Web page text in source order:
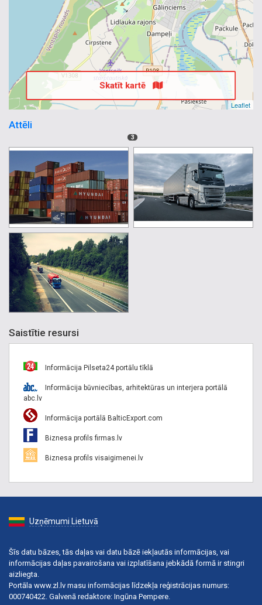
Leaflet
Skatīt kartē
Attēli
3
Saistītie resursi
Informācija Pilseta24 portālu tīklā
Informācija būvniecības, arhitektūras un interjera portālā
abc.lv
Informācija portālā BalticExport.com
Biznesa profils firmas.lv
Biznesa profils visaigimenei.lv
Uzņēmumi Lietuvā
Šīs datu bāzes, tās daļas vai datu bāzē iekļautās informācijas, vai
informācijas daļas pavairošana vai izplatīšana jebkādā formā ir stingri
aizliegta.
Portāla www.zl.lv masu informācijas līdzekļa reģistrācijas numurs:
000740422. Galvenā redaktore: Ingūna Pempere.